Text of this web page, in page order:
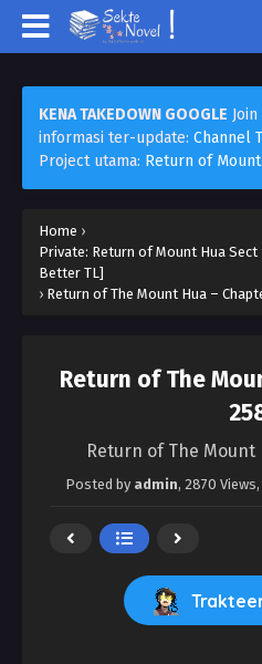
KENA TAKEDOWN GOOGLE
informasi ter-update: Channel
Project utama: Return of
Home ›
Private: Return of Mount Hua
Better TL]
› Return of The Mount Hua –
Return of The
Return of The Mount
Posted by admin, 2870 Views